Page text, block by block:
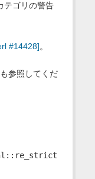
テゴリの警告
#14428]。
参照してくだ